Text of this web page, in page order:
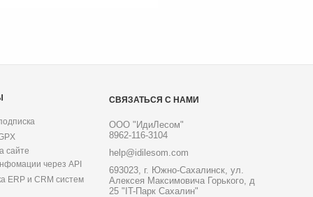
сайте
через API
ERP и CRM систем
СВЯЗАТЬСЯ С НАМИ
ООО "ИдиЛесом"
8962-116-3104
help@idilesom.com
693023, г. Южно-Сахалинск, ул.
Алексея Максимовича Горького, д
25 "IT-Парк Сахалин"